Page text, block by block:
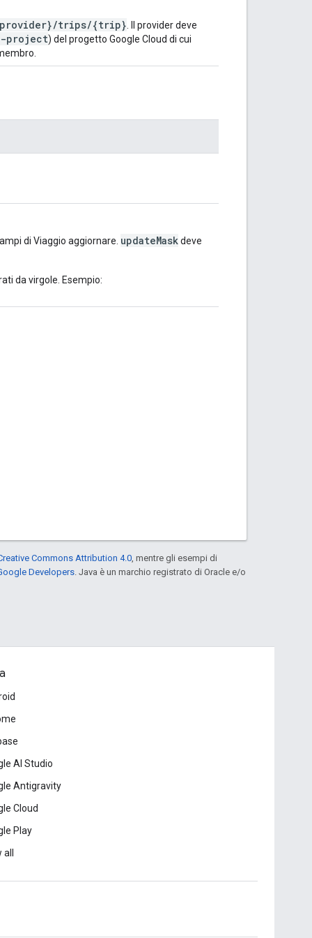
trips/{trip} . Il provider deve
project) del progetto Google Cloud di cui
di Viaggio aggiornare. updateMaskdeve
da virgole. Esempio:
Commons Attribution 4.0 , mentre gli esempi di
Developers . Java è un marchio registrato di Oracle e/o
AI Studio
Antigravity
Cloud
Play